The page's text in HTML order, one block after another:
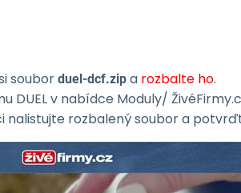
soubor duel-dcf.zip a rozbalte ho.
DUEL v nabídce Moduly/
nalistujte rozbalený soubor a